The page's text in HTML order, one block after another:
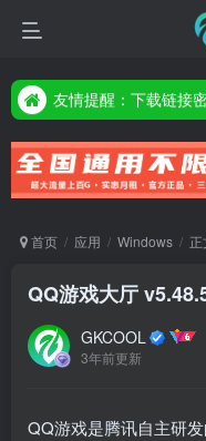
友情提醒：下载链接
友情提醒：下载链接
首页 应用 Windows 正
QQ游戏大厅
GKCOOL
3年前更新
QQ游戏是腾讯自主研